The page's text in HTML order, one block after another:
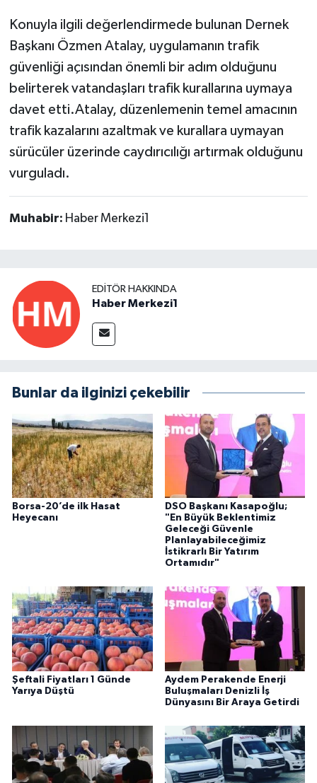
Konuyla ilgili değerlendirmede bulunan Dernek
Başkanı Özmen Atalay, uygulamanın trafik
güvenliği açısından önemli bir adım olduğunu
belirterek vatandaşları trafik kurallarına uymaya
davet etti.Atalay, düzenlemenin temel amacının
trafik kazalarını azaltmak ve kurallara uymayan
sürücüler üzerinde caydırıcılığı artırmak olduğunu
vurguladı.
Muhabir: Haber Merkezi1
EDITÖR HAKKINDA
Haber Merkezi1
Bunlar da ilginizi çekebilir
Borsa-20’de ilk Hasat
Heyecanı
DSO Başkanı Kasapoğlu;
"En Büyük Beklentimiz
Geleceği Güvenle
Planlayabileceğimiz
İstikrarlı Bir Yatırım
Ortamıdır"
Şeftali Fiyatları 1 Günde
Yarıya Düştü
Aydem Perakende Enerji
Buluşmaları Denizli İş
Dünyasını Bir Araya Getirdi